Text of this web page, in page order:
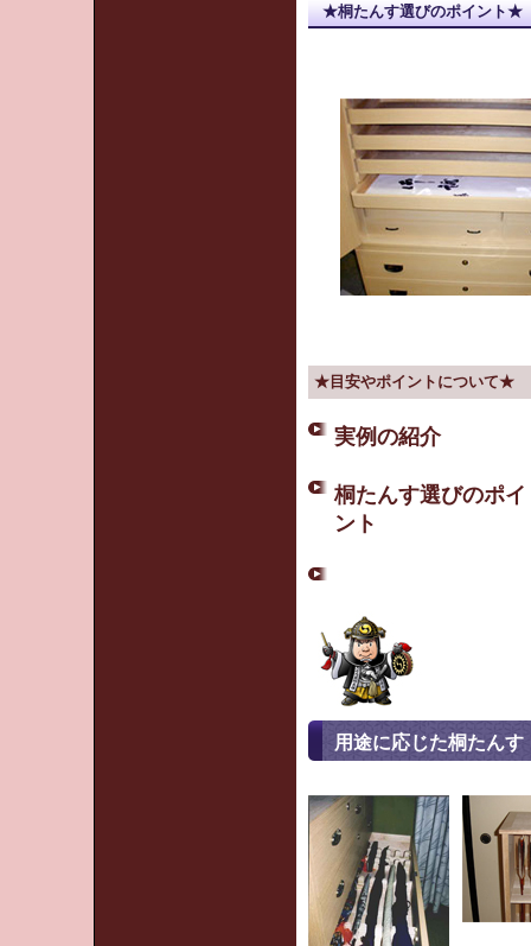
★桐たんす選びのポイント★
★目安やポイントについて★
実例の紹介
桐たんす選びのポイ
ント
用途に応じた桐たんす